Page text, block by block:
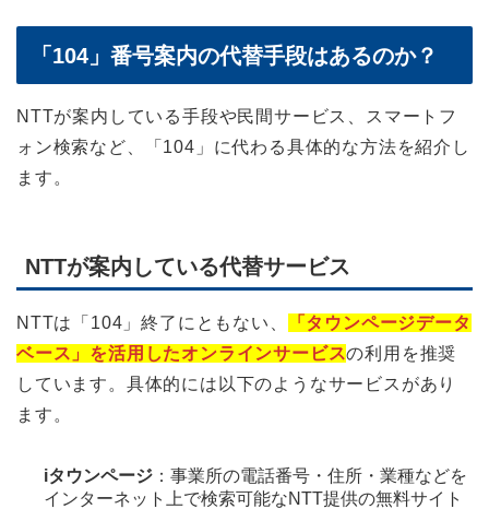
「104」番号案内の代替手段はあるのか？
NTTが案内している手段や民間サービス、スマートフ
ォン検索など、「104」に代わる具体的な方法を紹介し
ます。
NTTが案内している代替サービス
NTTは「104」終了にともない、
「タウンページデータ
ベース」を活用したオンラインサービスの利用を推奨
しています。具体的には以下のようなサービスがあり
ます。
iタウンページ ：事業所の電話番号・住所・業種などを
インターネット上で検索可能なNTT提供の無料サイト